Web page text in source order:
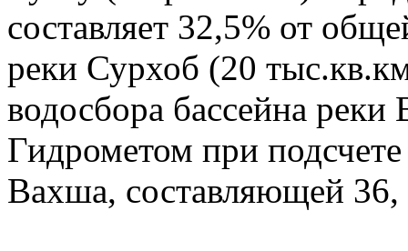
составляет 32,5% от
реки Сурхоб (20
водосбора бассейна
Гидрометом при
Вахша, составляющей